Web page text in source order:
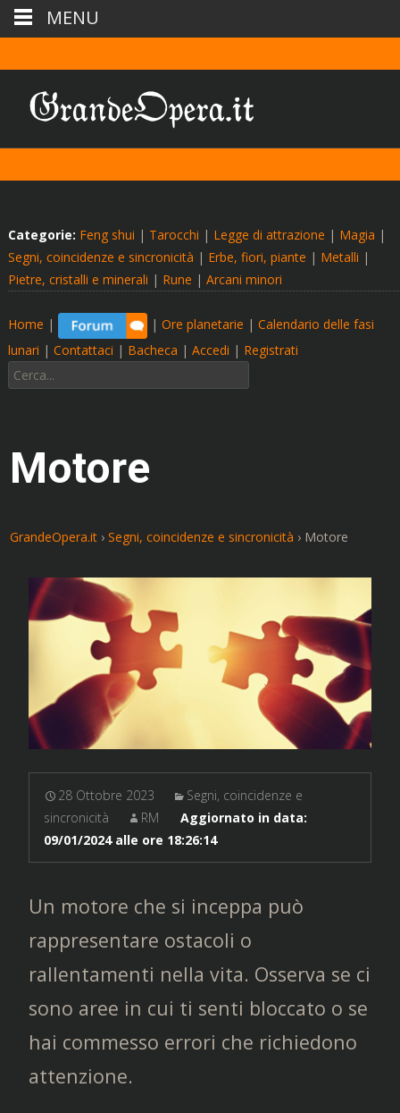
Categorie: Feng shui | Tarocchi | Legge di attrazione | Magia |
Segni, coincidenze e sincronicità | Erbe, fiori, piante | Metalli |
Pietre, cristalli e minerali | Rune | Arcani minori
Home | | Ore planetarie | Calendario delle fasi
lunari | Contattaci | Bacheca | Accedi | Registrati
Cerca:
Motore
GrandeOpera.it ›Segni, coincidenze e sincronicità › Motore
28 Ottobre 2023
Segni, coincidenze e
sincronicità
RM
Aggiornato in data:
09/01/2024 alle ore 18:26:14
Un motore che si inceppa può
rappresentare ostacoli o
rallentamenti nella vita. Osserva se ci
sono aree in cui ti senti bloccato o se
hai commesso errori che richiedono
attenzione.
MENU